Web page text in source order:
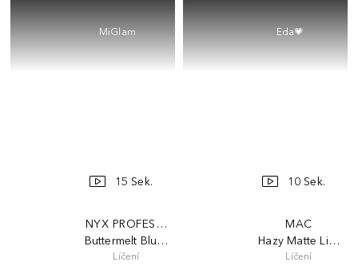
15 Sek.
MiGlam
NYX PROFESSIONAL MAKEUP
Buttermelt Blush
Líčení
10 Sek.
Eda💗
MAC
Hazy Matte Lipstick
Líčení